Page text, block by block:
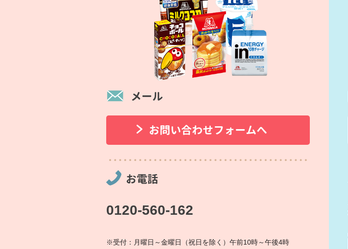
メール
お問い合わせフォームへ
お電話
0120-560-162
※受付：月曜日～金曜日（祝日を除く）午前10時～午後4時